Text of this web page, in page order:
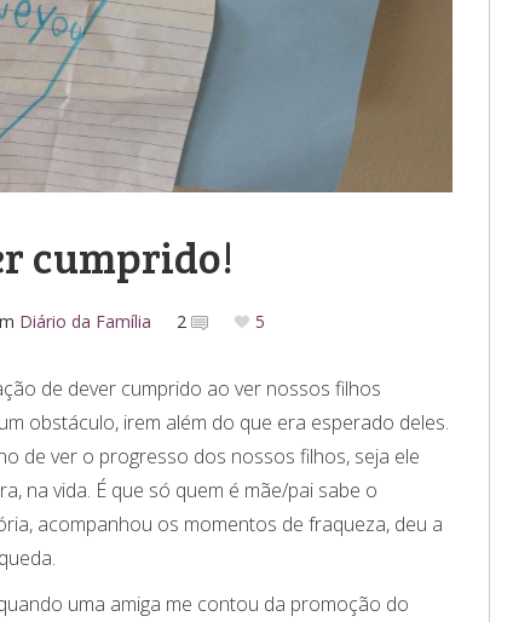
cumprido!
Diário da Família 2 5
de dever cumprido ao ver nossos filhos
obstáculo, irem além do que era esperado deles.
de ver o progresso dos nossos filhos, seja ele
na vida. É que só quem é mãe/pai sabe o
acompanhou os momentos de fraqueza, deu a
uma amiga me contou da promoção do